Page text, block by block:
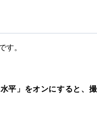
す。
平」をオンにすると、